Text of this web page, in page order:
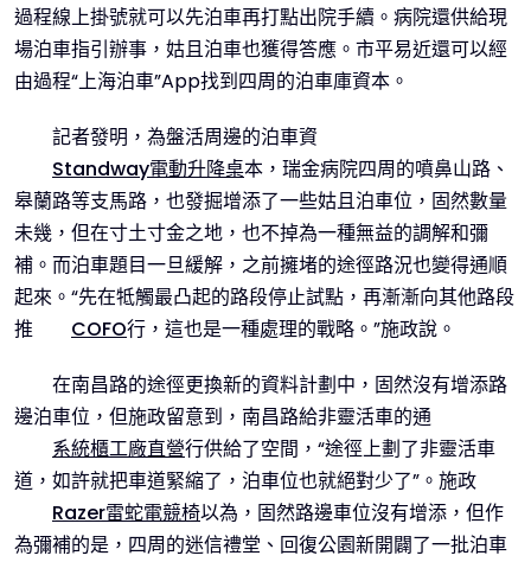
過程線上掛號就可以先泊車再打點出院手續。病院還供給現
場泊車指引辦事，姑且泊車也獲得答應。市平易近還可以經
由過程“上海泊車”App找到四周的泊車庫資本。
記者發明，為盤活周邊的泊車資
Standway電動升降桌本，瑞金病院四周的噴鼻山路、
皋蘭路等支馬路，也發掘增添了一些姑且泊車位，固然數量
未幾，但在寸土寸金之地，也不掉為一種無益的調解和彌
補。而泊車題目一旦緩解，之前擁堵的途徑路況也變得通順
起來。“先在牴觸最凸起的路段停止試點，再漸漸向其他路段
推
COFO行，這也是一種處理的戰略。”施政說。
在南昌路的途徑更換新的資料計劃中，固然沒有增添路
邊泊車位，但施政留意到，南昌路給非靈活車的通
系統櫃工廠直營行供給了空間，“途徑上劃了非靈活車
道，如許就把車道緊縮了，泊車位也就絕對少了”。施政
Razer雷蛇電競椅以為，固然路邊車位沒有增添，但作
為彌補的是，四周的迷信禮堂、回復公園新開闢了一批泊車